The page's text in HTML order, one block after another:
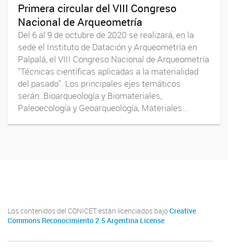
Primera circular del VIII Congreso
Nacional de Arqueometría
Del 6 al 9 de octubre de 2020 se realizará, en la
sede el Instituto de Datación y Arqueometría en
Palpalá, el VIII Congreso Nacional de Arqueometría
"Técnicas científicas aplicadas a la materialidad
del pasado". Los principales ejes temáticos
serán: Bioarqueología y Biomateriales,
Paleoecología y Geoarqueología, Materiales...
Los contenidos del CONICET están licenciados bajo Creative
Commons Reconocimiento 2.5 Argentina License